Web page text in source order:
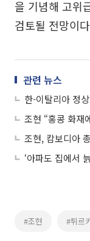
을 기념해 고위
검토될 전망이
관련 뉴스
한-이탈리아 정
조현 “홍콩 화재
조현, 캄보디아
‘아파도 집에서
#조현 #튀르